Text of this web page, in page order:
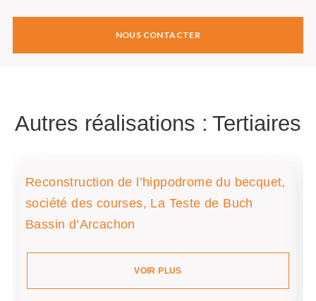
NOUS CONTACTER
Autres réalisations : Tertiaires
Reconstruction de l’hippodrome du becquet,
société des courses, La Teste de Buch
Bassin d’Arcachon
VOIR PLUS